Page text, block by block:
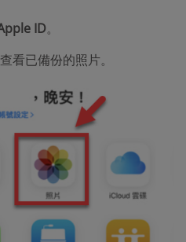
ID。
看已備份的照片。